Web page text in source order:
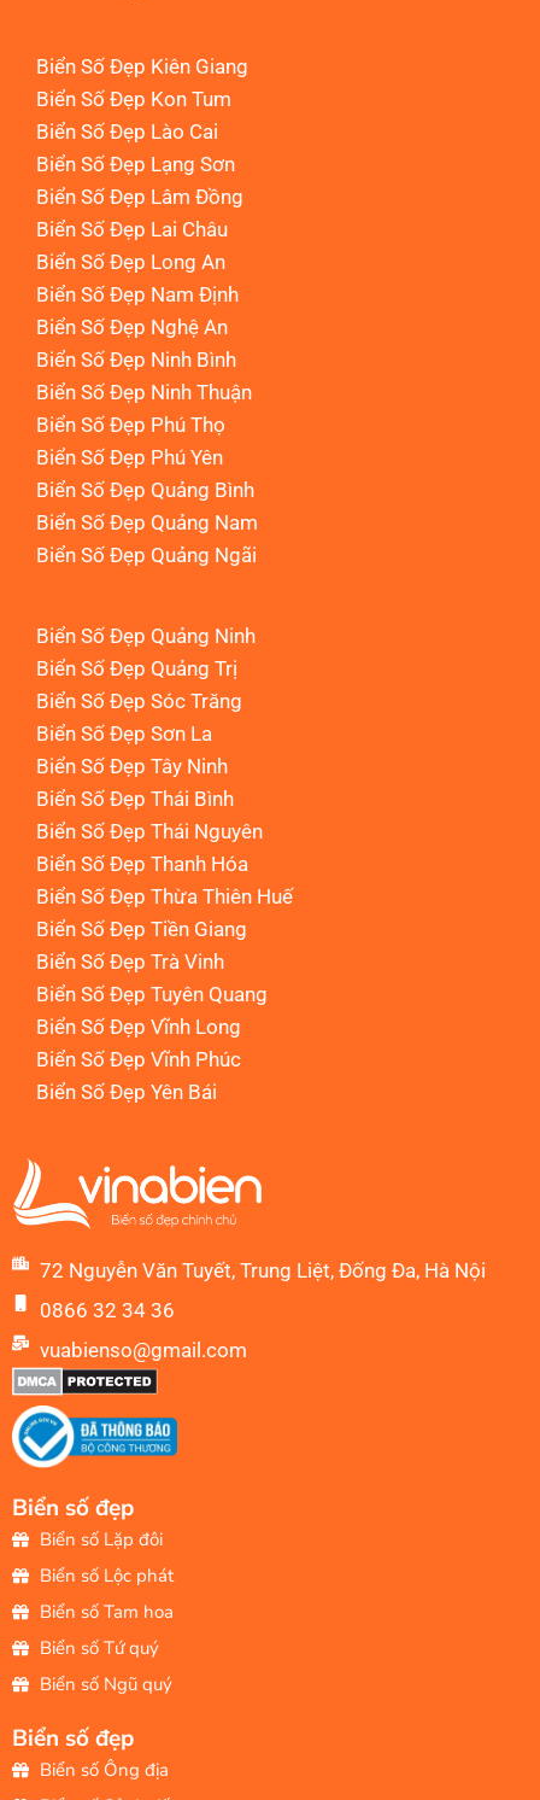
Biển Số Đẹp Kiên Giang
Biển Số Đẹp Kon Tum
Biển Số Đẹp Lào Cai
Biển Số Đẹp Lạng Sơn
Biển Số Đẹp Lâm Đồng
Biển Số Đẹp Lai Châu
Biển Số Đẹp Long An
Biển Số Đẹp Nam Định
Biển Số Đẹp Nghệ An
Biển Số Đẹp Ninh Bình
Biển Số Đẹp Ninh Thuận
Biển Số Đẹp Phú Thọ
Biển Số Đẹp Phú Yên
Biển Số Đẹp Quảng Bình
Biển Số Đẹp Quảng Nam
Biển Số Đẹp Quảng Ngãi
Biển Số Đẹp Quảng Ninh
Biển Số Đẹp Quảng Trị
Biển Số Đẹp Sóc Trăng
Biển Số Đẹp Sơn La
Biển Số Đẹp Tây Ninh
Biển Số Đẹp Thái Bình
Biển Số Đẹp Thái Nguyên
Biển Số Đẹp Thanh Hóa
Biển Số Đẹp Thừa Thiên Huế
Biển Số Đẹp Tiền Giang
Biển Số Đẹp Trà Vinh
Biển Số Đẹp Tuyên Quang
Biển Số Đẹp Vĩnh Long
Biển Số Đẹp Vĩnh Phúc
Biển Số Đẹp Yên Bái
72 Nguyễn Văn Tuyết, Trung Liệt, Đống Đa, Hà Nội
0866 32 34 36
vuabienso@gmail.com
Biển số đẹp
Biển số Lặp đôi
Biển số Lộc phát
Biển số Tam hoa
Biển số Tứ quý
Biển số Ngũ quý
Biển số đẹp
Biển số Ông địa